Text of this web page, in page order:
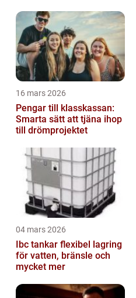
16 mars 2026
Pengar till klasskassan:
Smarta sätt att tjäna ihop
till drömprojektet
04 mars 2026
Ibc tankar flexibel lagring
för vatten, bränsle och
mycket mer